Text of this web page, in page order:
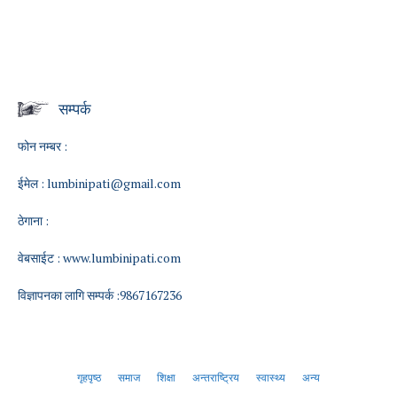
सम्पर्क
फोन नम्बर :
ईमेल : lumbinipati@gmail.com
ठेगाना :
वेबसाईट : www.lumbinipati.com
विज्ञापनका लागि सम्पर्क :9867167236
गृहपृष्ठ समाज शिक्षा अन्तराष्ट्रिय स्वास्थ्य अन्य